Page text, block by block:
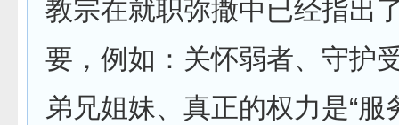
教宗在就职弥撒中已经指出
要，例如：关怀弱者、守护
弟兄姐妹、真正的权力是“服